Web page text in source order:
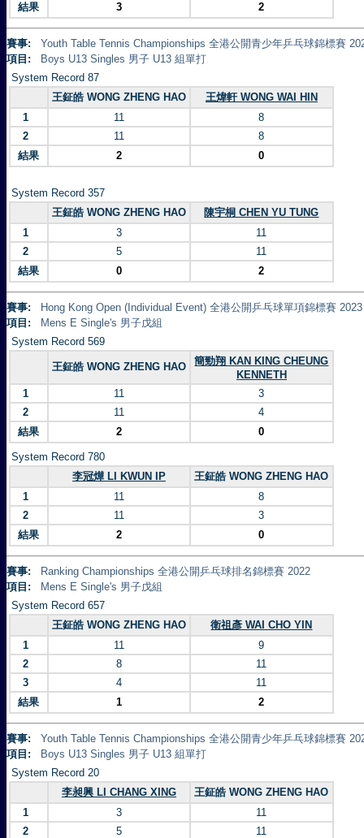
結果
3 2
賽事:
Youth Table Tennis Championships 全港公開青少年乒乓球錦標賽
項目:
Boys U13 Singles 男子 U13 組單打
System Record 87
王鉦皓 WONG ZHENG HAO
王煒軒 WONG WAI HIN
1
11
8
2
11
8
結果
2 0
System Record 357
王鉦皓 WONG ZHENG HAO
陳宇桐 CHEN YU TUNG
1
3
11
2
5
11
結果
0 2
賽事:
Hong Kong Open (Individual Event) 全港公開乒乓球單項錦標賽 2023
項目:
Mens E Single's 男子戊組
System Record 569
王鉦皓 WONG ZHENG HAO
簡勁翔 KAN KING CHEUNG
KENNETH
1
11
3
2
11
4
結果
2 0
System Record 780
李冠燁 LI KWUN IP
王鉦皓 WONG ZHENG HAO
1
11
8
2
11
3
結果
2 0
賽事:
Ranking Championships 全港公開乒乓球排名錦標賽 2022
項目:
Mens E Single's 男子戊組
System Record 657
王鉦皓 WONG ZHENG HAO
衛祖彥 WAI CHO YIN
1
11
9
2
8
11
3
4
11
結果
1 2
賽事:
Youth Table Tennis Championships 全港公開青少年乒乓球錦標賽
項目:
Boys U13 Singles 男子 U13 組單打
System Record 20
李昶興 LI CHANG XING
王鉦皓 WONG ZHENG HAO
1
3
11
2
5
11